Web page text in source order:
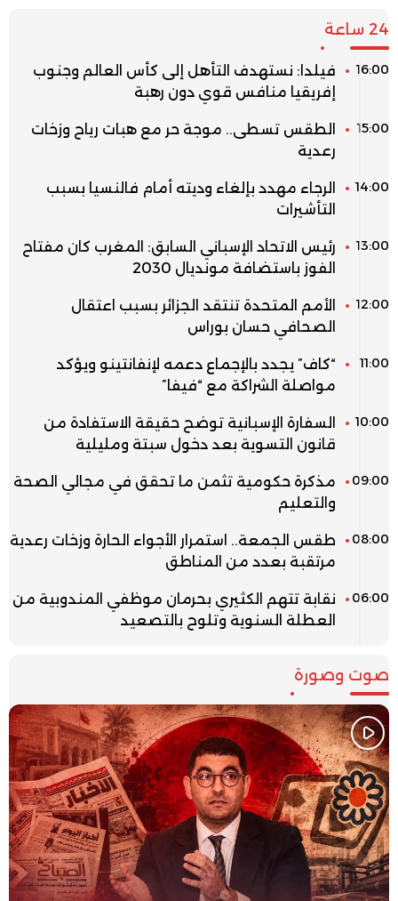
24 ساعة
16:00
فيلدا: نستهدف التأهل إلى كأس العالم وجنوب
إفريقيا منافس قوي دون رهبة
15:00
الطقس تسطى.. موجة حر مع هبات رياح وزخات
رعدية
14:00
الرجاء مهدد بإلغاء وديته أمام فالنسيا بسبب
التأشيرات
13:00
رئيس الاتحاد الإسباني السابق: المغرب كان مفتاح
الفوز باستضافة مونديال 2030
12:00
الأمم المتحدة تنتقد الجزائر بسبب اعتقال
الصحافي حسان بوراس
11:00
“كاف” يجدد بالإجماع دعمه لإنفانتينو ويؤكد
مواصلة الشراكة مع “فيفا”
10:00
السفارة الإسبانية توضح حقيقة الاستفادة من
قانون التسوية بعد دخول سبتة ومليلية
09:00
مذكرة حكومية تثمن ما تحقق في مجالي الصحة
والتعليم
08:00
طقس الجمعة.. استمرار الأجواء الحارة وزخات رعدية
مرتقبة بعدد من المناطق
06:00
نقابة تتهم الكثيري بحرمان موظفي المندوبية من
العطلة السنوية وتلوح بالتصعيد
صوت وصورة